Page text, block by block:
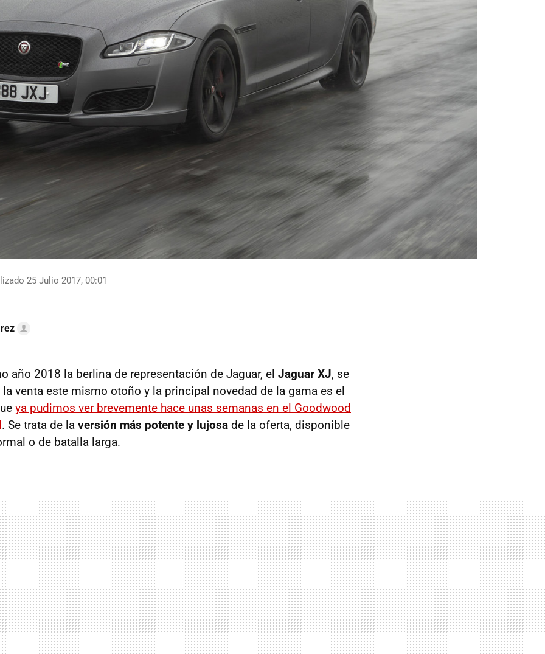
25 Julio 2017, 00:01
año 2018 la berlina de representación de Jaguar, el Jaguar XJ, se
la venta este mismo otoño y la principal novedad de la gama es el
ya pudimos ver brevemente hace unas semanas en el Goodwood
. Se trata de la versión más potente y lujosa de la oferta, disponible
o de batalla larga.